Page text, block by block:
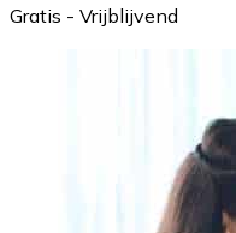
Gratis - Vrijblijvend